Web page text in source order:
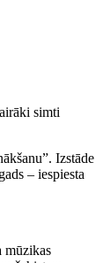
simti
Izstāde
– iespiesta
mūzikas